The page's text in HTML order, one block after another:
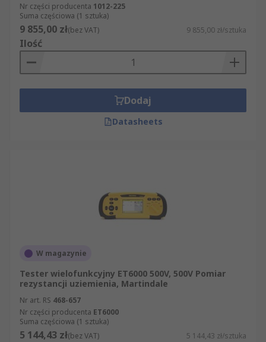
Nr części producenta 1012-225
Suma częściowa (1 sztuka)
9 855,00 zł(bez VAT) 9 855,00 zł/sztuka
Ilość
Dodaj
Datasheets
W magazynie
Tester wielofunkcyjny ET6000 500V, 500V Pomiar
rezystancji uziemienia, Martindale
Nr art. RS 468-657
Nr części producenta ET6000
Suma częściowa (1 sztuka)
5 144,43 zł(bez VAT) 5 144,43 zł/sztuka